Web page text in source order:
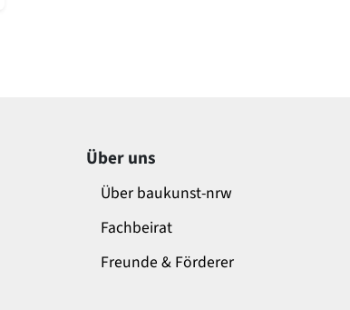
Über uns
Über baukunst-nrw
Fachbeirat
Freunde & Förderer